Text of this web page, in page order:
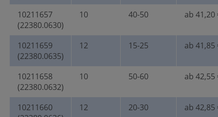
10211657
(22380.0630)
10 40-50 ab 41,20
10211659
(22380.0635)
12 15-25 ab 41,85
10211658
(22380.0632)
10 50-60 ab 42,55
10211660
12 20-30 ab 42,85